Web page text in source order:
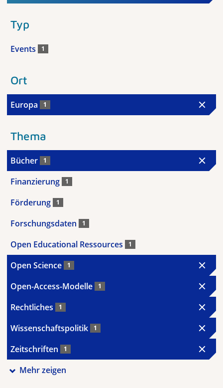
Typ
Events 1
Ort
Europa 1
Thema
Bücher 1
Finanzierung 1
Förderung 1
Forschungsdaten 1
Open Educational Ressources 1
Open Science 1
Open-Access-Modelle 1
Rechtliches 1
Wissenschaftspolitik 1
Zeitschriften 1
Mehr zeigen